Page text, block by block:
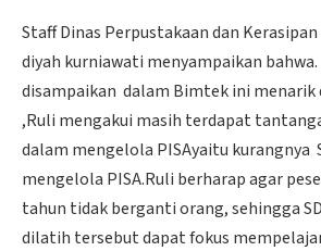
Staff Dinas Perpustakaan dan
diyah kurniawati menyampaikan
disampaikan dalam Bimtek ini menarik
,Ruli mengakui masih terdapat
dalam mengelola PISAyaitu kurangnya
mengelola PISA.Ruli berharap agar
tahun tidak berganti orang, sehingga
dilatih tersebut dapat fokus